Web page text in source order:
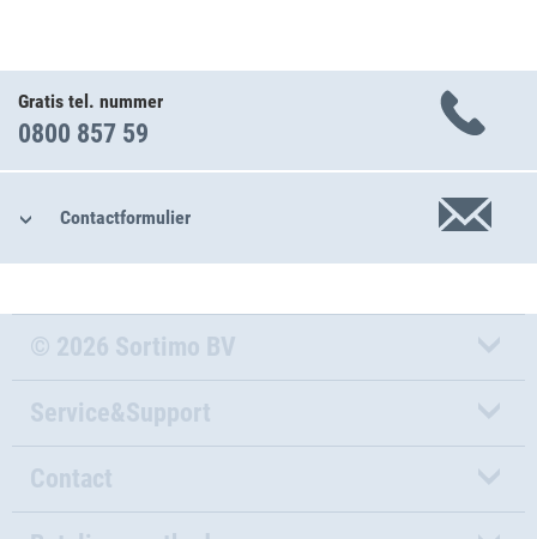
Gratis tel. nummer
0800 857 59
Contactformulier
© 2026 Sortimo BV
Service&Support
Contact